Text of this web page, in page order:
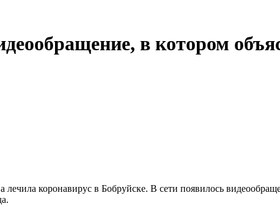
в котором
лечила коронавирус в Бобруйске. В сети появилось